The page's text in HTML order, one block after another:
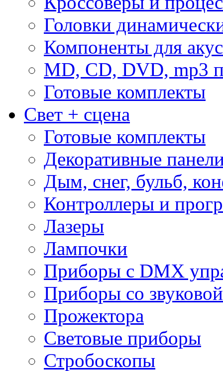
Головки
Компоненты для
MD, CD, DVD, mp3
Готовые комплекты
Свет + сцена
Готовые комплекты
Декоративные
Дым, снег, бульб,
Контроллеры и
Лазеры
Лампочки
Приборы с DMX
Приборы со
Прожектора
Световые приборы
Стробоскопы